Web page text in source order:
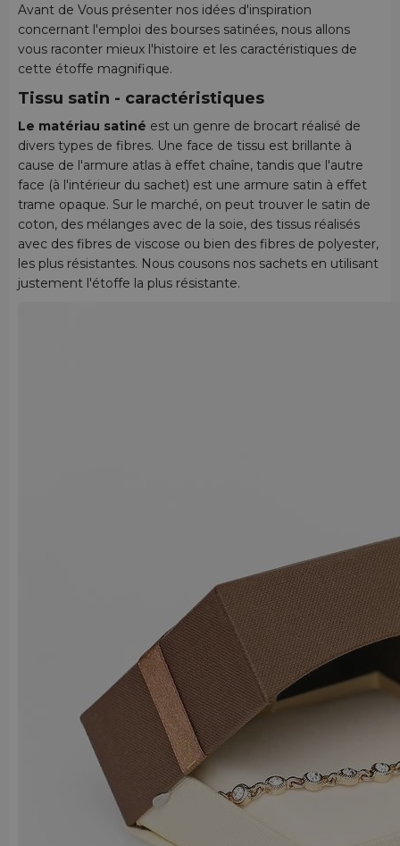
Avant de Vous présenter nos idées d'inspiration
concernant l'emploi des bourses satinées, nous allons
vous raconter mieux l'histoire et les caractéristiques de
cette étoffe magnifique.
Tissu satin - caractéristiques
Le matériau satiné est un genre de brocart réalisé de
divers types de fibres. Une face de tissu est brillante à
cause de l'armure atlas à effet chaîne, tandis que l'autre
face (à l'intérieur du sachet) est une armure satin à effet
trame opaque. Sur le marché, on peut trouver le satin de
coton, des mélanges avec de la soie, des tissus réalisés
avec des fibres de viscose ou bien des fibres de polyester,
les plus résistantes. Nous cousons nos sachets en utilisant
justement l'étoffe la plus résistante.